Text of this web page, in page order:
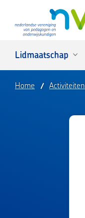
Lidmaatschap
Home Activiteiten